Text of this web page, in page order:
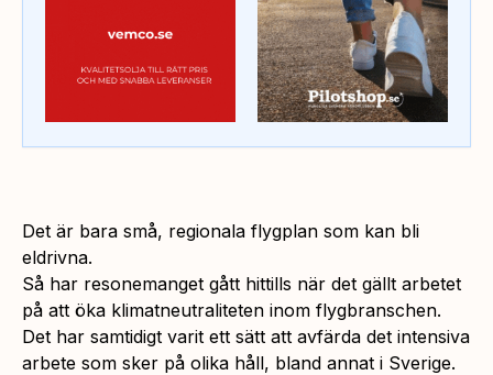
Det är bara små, regionala flygplan som kan bli
eldrivna.
Så har resonemanget gått hittills när det gällt arbetet
på att öka klimatneutraliteten inom flygbranschen.
Det har samtidigt varit ett sätt att avfärda det intensiva
arbete som sker på olika håll, bland annat i Sverige.